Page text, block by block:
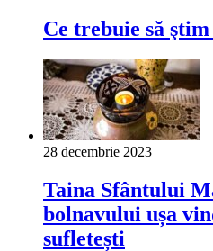
Ce trebuie să
28 decembrie 2023
Taina Sfântului
bolnavului ușa
sufletești